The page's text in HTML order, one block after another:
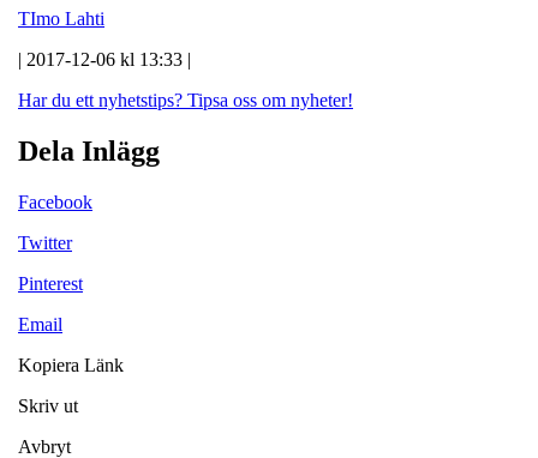
TImo Lahti
| 2017-12-06 kl 13:33 |
Har du ett nyhetstips? Tipsa oss om nyheter!
Dela Inlägg
Facebook
Twitter
Pinterest
Email
Kopiera Länk
Skriv ut
Avbryt